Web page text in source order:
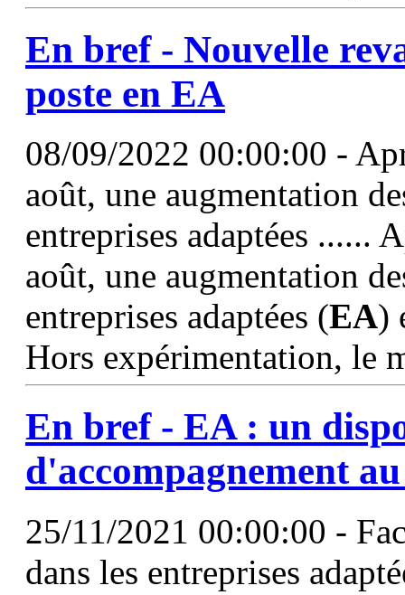
En bref - Nouvelle
poste en EA
08/09/2022 00:00:00 -
août, une augmentation
entreprises adaptées ......
août, une augmentation
entreprises adaptées (EA)
Hors expérimentation, le
En bref - EA: un
d'accompagnement
25/11/2021 00:00:00 -
dans les entreprises